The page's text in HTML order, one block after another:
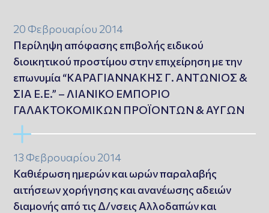
20 Φεβρουαρίου 2014
Περίληψη απόφασης επιβολής ειδικού
διοικητικού προστίμου στην επιχείρηση με την
επωνυμία “ΚΑΡΑΓΙΑΝΝΑΚΗΣ Γ. ΑΝΤΩΝΙΟΣ &
ΣΙΑ Ε.Ε.” – ΛΙΑΝΙΚΟ ΕΜΠΟΡΙΟ
ΓΑΛΑΚΤΟΚΟΜΙΚΩΝ ΠΡΟΪΟΝΤΩΝ & ΑΥΓΩΝ
13 Φεβρουαρίου 2014
Καθιέρωση ημερών και ωρών παραλαβής
αιτήσεων χορήγησης και ανανέωσης αδειών
διαμονής από τις Δ/νσεις Αλλοδαπών και